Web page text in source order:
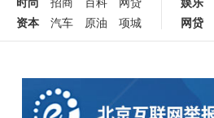
资本
汽车 原油 项城
网贷